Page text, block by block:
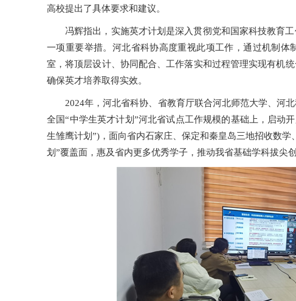
高校提出了具体要求和建议。
冯辉指出，实施英才计划是深入贯彻党和国家科技教育
一项重要举措。河北省科协高度重视此项工作，通过机制
室，将顶层设计、协同配合、工作落实和过程管理实现有机
确保英才培养取得实效。
2024年，河北省科协、省教育厅联合河北师范大学、河
全国“中学生英才计划”河北省试点工作规模的基础上，启动
生雏鹰计划”)，面向省内石家庄、保定和秦皇岛三地招收数
划”覆盖面，惠及省内更多优秀学子，推动我省基础学科拔尖